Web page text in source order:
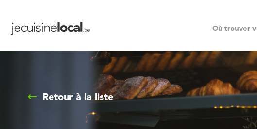
Où trouver
Retour à la liste